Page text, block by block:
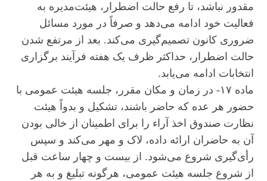
مقدور نباشد، تا رفع حالت اضطرار، هیئت‌مدیره به
فعالیت خود ادامه می‌دهد و صرفاً در مورد مسائل
ضروری کانون تصمیم‌گیری می‌کند. بعد از مرتفع شدن
حالت اضطرار، حداکثر ظرف یک هفته فرآیند برگزاری
انتخابات ادامه می‌یابد.
ماده ۱۷- در زمان و مکان مقرر، جلسه هیئت عمومی با
حضور هر عده که حاضر باشند، تشکیل و بدواً هیئت
نظارت صندوق اخذ آراء را برای اطمینان از خالی بودن
آن به حاضران ارائه داده، لاک و مهر می‌کند و سپس
رأی‌گیری شروع می‌شود. از بیست و چهار ساعت قبل
از شروع جلسه هیئت عمومی، هرگونه تبلیغ و به هر